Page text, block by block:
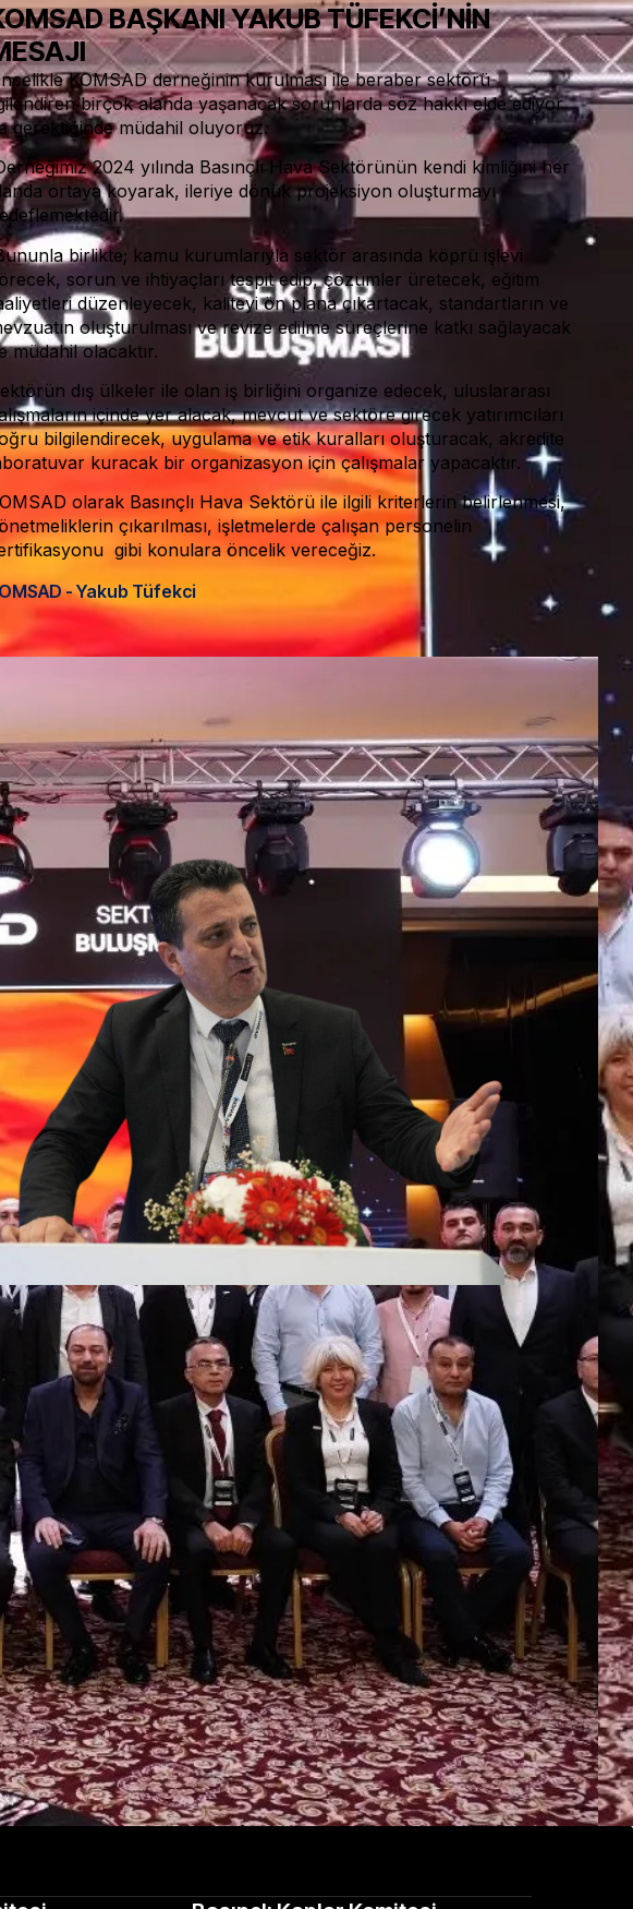
BAŞKANI YAKUB TÜFEKCİ’NİN
KOMSAD derneğinin kurulması ile beraber sektörü
birçok alanda yaşanacak sorunlarda söz hakkı elde ediyor
gerektiğinde müdahil oluyoruz.
2024 yılında Basınçlı Hava Sektörünün kendi kimliğini her
ortaya koyarak, ileriye dönük projeksiyon oluşturmayı
birlikte; kamu kurumlarıyla sektör arasında köprü işlevi
sorun ve ihtiyaçları tespit edip, çözümler üretecek, eğitim
düzenleyecek, kaliteyi ön plana çıkartacak, standartların ve
oluşturulması ve revize edilme süreçlerine katkı sağlayacak
müdahil olacaktır.
dış ülkeler ile olan iş birliğini organize edecek, uluslararası
içinde yer alacak, mevcut ve sektöre girecek yatırımcıları
bilgilendirecek, uygulama ve etik kuralları oluşturacak, akredite
kuracak bir organizasyon için çalışmalar yapacaktır.
olarak Basınçlı Hava Sektörü ile ilgili kriterlerin belirlenmesi,
çıkarılması, işletmelerde çalışan personelin
gibi konulara öncelik vereceğiz.
- Yakub Tüfekci